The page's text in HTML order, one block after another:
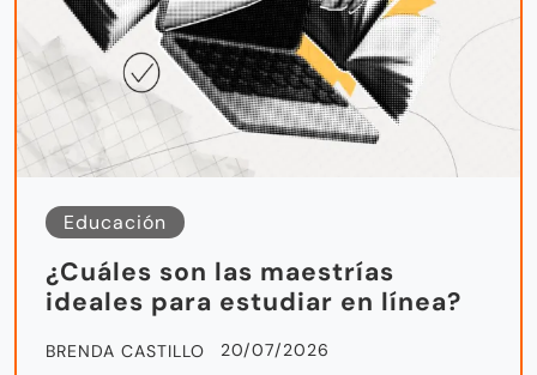
Educación
¿Cuáles son las maestrías
ideales para estudiar en línea?
BRENDA CASTILLO 20/07/2026